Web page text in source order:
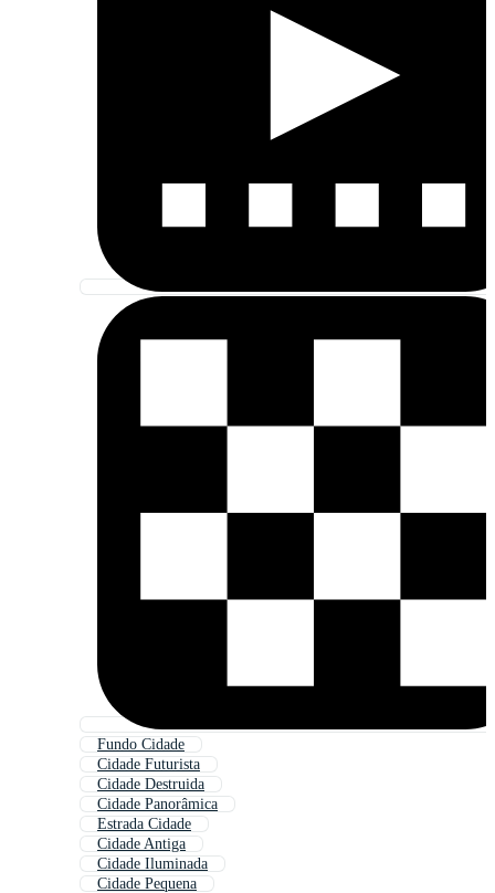
Fundo Cidade
Cidade Futurista
Cidade Destruida
Cidade Panorâmica
Estrada Cidade
Cidade Antiga
Cidade Iluminada
Cidade Pequena